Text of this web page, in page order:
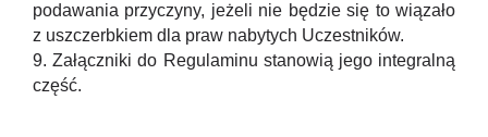
podawania przyczyny, jeżeli nie będzie się to wiązało
z uszczerbkiem dla praw nabytych Uczestników.
9. Załączniki do Regulaminu stanowią jego integralną
część.